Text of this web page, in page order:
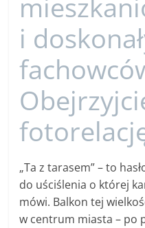
i
„Ta z tarasem” – to
do uściślenia o której
mówi. Balkon tej
w centrum miasta – po